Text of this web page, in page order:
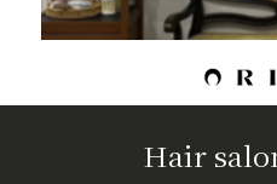
Hair